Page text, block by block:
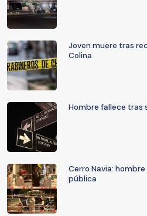
Joven muere tras
Colina
Hombre fallece tras
Cerro Navia:
pública